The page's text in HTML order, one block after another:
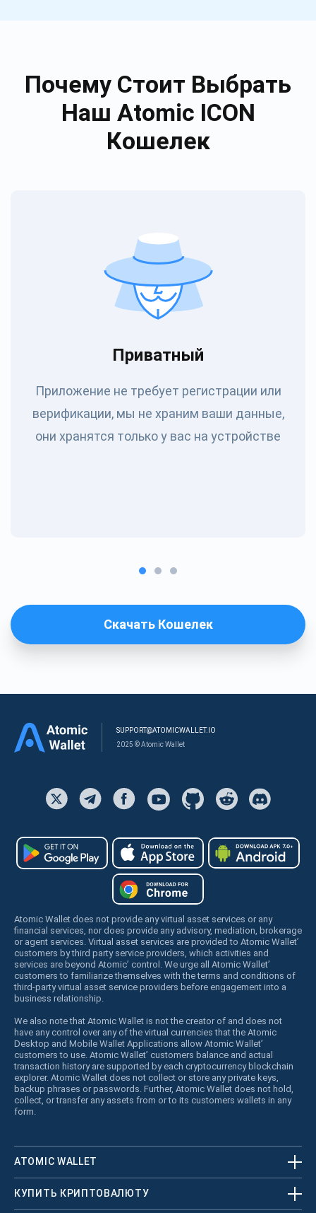
Почему Стоит Выбрать
Наш Atomic ICON
Кошелек
Приватный
Приложение не требует регистрации или
верификации, мы не храним ваши данные,
они хранятся только у вас на устройстве
Скачать Кошелек
SUPPORT@ATOMICWALLET.IO
2025 © Atomic Wallet
Atomic Wallet does not provide any virtual asset services or any
financial services, nor does provide any advisory, mediation, brokerage
or agent services. Virtual asset services are provided to Atomic Wallet’
customers by third party service providers, which activities and
services are beyond Atomic’ control. We urge all Atomic Wallet’
customers to familiarize themselves with the terms and conditions of
third-party virtual asset service providers before engagement into a
business relationship.
We also note that Atomic Wallet is not the creator of and does not
have any control over any of the virtual currencies that the Atomic
Desktop and Mobile Wallet Applications allow Atomic Wallet’
customers to use. Atomic Wallet’ customers balance and actual
transaction history are supported by each cryptocurrency blockchain
explorer. Atomic Wallet does not collect or store any private keys,
backup phrases or passwords. Further, Atomic Wallet does not hold,
collect, or transfer any assets from or to its customers wallets in any
form.
ATOMIC WALLET
КУПИТЬ КРИПТОВАЛЮТУ